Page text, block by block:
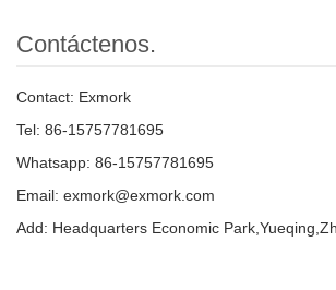
Contáctenos.
Contact: Exmork
Tel: 86-15757781695
Whatsapp: 86-15757781695
Email: exmork@exmork.com
Add: Headquarters Economic